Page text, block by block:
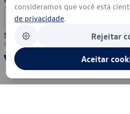
Segurança
consideramos que você está
de privacidade.
Rejeitar
Aceitar